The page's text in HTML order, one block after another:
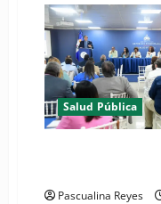
de
Salud Pública
Pascualina Reyes